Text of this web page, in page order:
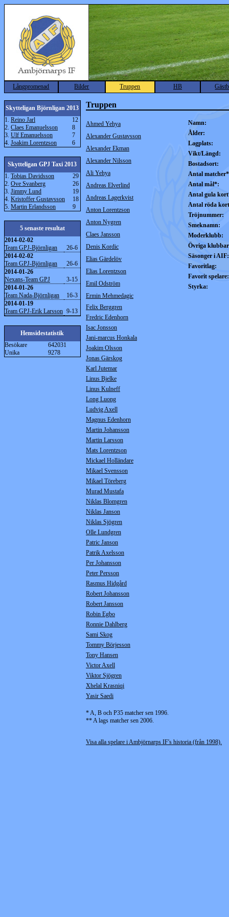
Långpromenad Bilder Truppen HB
Skytteligan Björnligan 2013
1. Reino Jarl
12
2. Claes Emanuelsson
8
3. Ulf Emanuelsson
7
4. Joakim Lorentzson 6
Skytteligan GPJ Taxi 2013
1. Tobias Davidsson
29
2. Ove Svanberg
26
3. Jimmy Lund
19
4. Kristoffer Gustavsson
18
5. Martin Erlandsson 9
5 senaste resultat
2014-02-02
Team GPJ-Björnligan
26-6
2014-02-02
Team GPJ-Björnligan
26-6
2014-01-26
Nexans-Team GPJ
3-15
2014-01-26
Team Nada-Björnligan
16-3
2014-01-19
Team GPJ-Erik Larsson 9-13
Hemsidestatistik
Besökare
642031
Unika
9278
Truppen
Ahmed Yehya
Namn:
Ålder:
Lagplats:
Vikt/Längd:
Bostadsort:
Antal
Antal mål*:
Antal gula
Antal röda
Tröjnummer:
Smeknamn:
Moderklubb:
Övriga
Säsonger i AIF:
Favoritlag:
Favorit spelare:
Styrka:
Alexander Gustavsson
Alexander Ekman
Alexander Nilsson
Ali Yehya
Andreas Elverlind
Andreas Lagerkvist
Anton Lorentzson
Anton Nygren
Claes Jansson
Denis Kordic
Elias Gärdelöv
Elias Lorentzson
Emil Odström
Ermin Mehmedagic
Felix Berggren
Fredric Edenhorn
Isac Jonsson
Jani-marcus Honkala
Joakim Olsson
Jonas Gärskog
Karl Jutemar
Linus Bjelke
Linus Kulneff
Long Luong
Ludvig Axell
Magnus Edenhorn
Martin Johansson
Martin Larsson
Mats Lorentzson
Mickael Holländare
Mikael Svensson
Mikael Töreberg
Murad Mustafa
Niklas Blomgren
Niklas Janson
Niklas Sjögren
Olle Lundgren
Patric Janson
Patrik Axelsson
Per Johansson
Peter Persson
Rasmus Hidgård
Robert Johansson
Robert Jansson
Robin Egbo
Ronnie Dahlberg
Sami Skog
Tommy Börjesson
Tony Hansen
Victor Axell
Viktor Sjögren
Xhelal Krasniqi
Yasir Saedi
* A, B och P35 matcher sen 1996.
** A lags matcher sen 2006.
Visa alla spelare i Ambjörnarps IF's historia (från 1998).